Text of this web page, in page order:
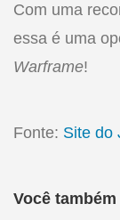
Com uma
essa é uma
Warframe!
Fonte: Site do
Você